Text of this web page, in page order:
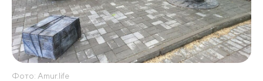
Фото: Amur.life